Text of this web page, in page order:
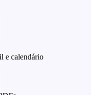
e calendário